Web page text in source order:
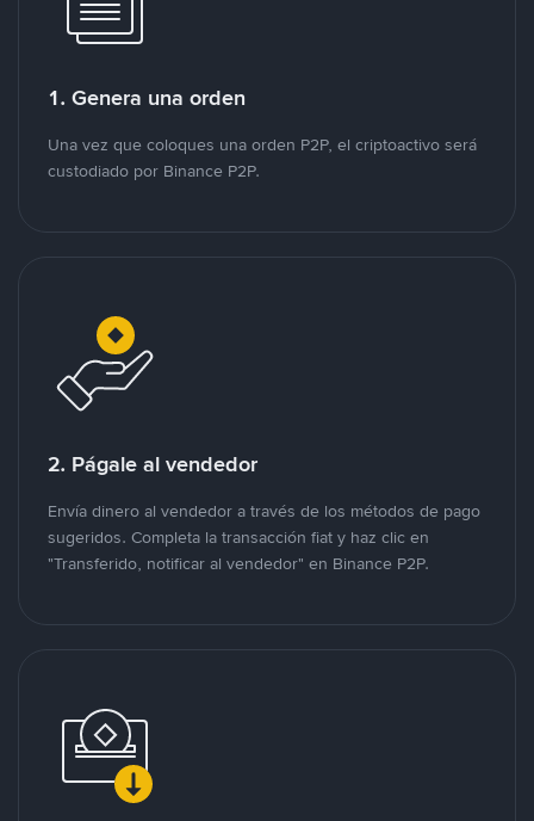
1. Genera una orden
Una vez que coloques una orden P2P, el criptoactivo será
custodiado por Binance P2P.
2. Págale al vendedor
Envía dinero al vendedor a través de los métodos de pago
sugeridos. Completa la transacción fiat y haz clic en
"Transferido, notificar al vendedor" en Binance P2P.